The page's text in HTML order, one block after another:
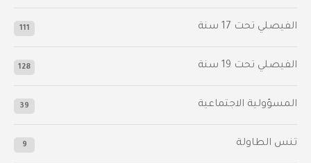
‫الفيصلي‬⁩ تحت 17 سنة 111
الفيصلي‬⁩ تحت 19 سنة 128
المسؤولية الاجتماعية 39
تنس الطاولة 9